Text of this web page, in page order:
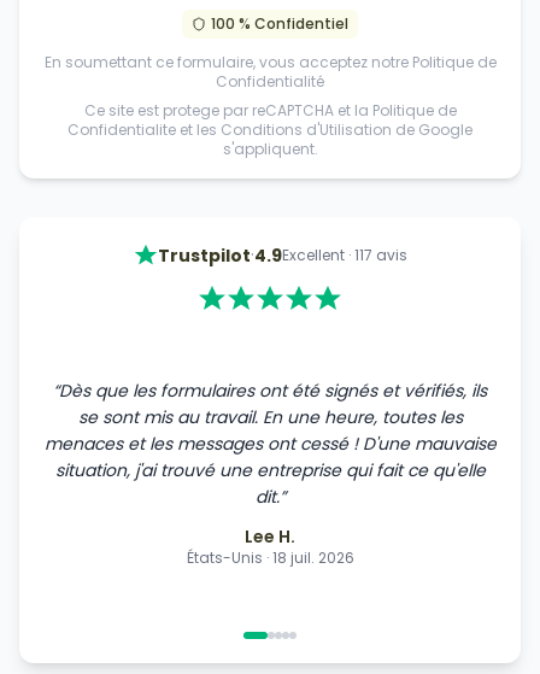
100 % Confidentiel
En soumettant ce formulaire, vous acceptez notre Politique de
Confidentialité
Ce site est protege par reCAPTCHA et la Politique de
Confidentialite et les Conditions d'Utilisation de Google
s'appliquent.
Trustpilot·4.9Excellent·117 avis
“Dès que les formulaires ont été signés et vérifiés, ils
se sont mis au travail. En une heure, toutes les
menaces et les messages ont cessé ! D'une mauvaise
situation, j'ai trouvé une entreprise qui fait ce qu'elle
dit.”
Lee H.
États-Unis ·18 juil. 2026